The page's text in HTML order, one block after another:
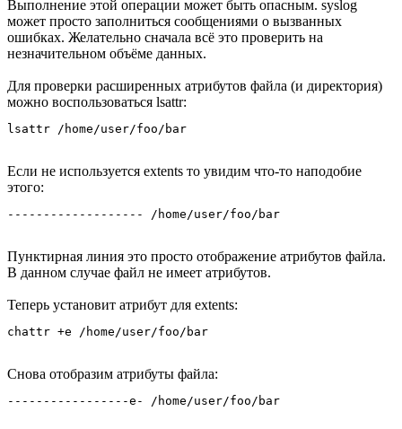
Выполнение этой операции может быть опасным. syslog
может просто заполниться сообщениями о вызванных
ошибках. Желательно сначала всё это проверить на
незначительном объёме данных.
Для проверки расширенных атрибутов файла (и директория)
можно воспользоваться lsattr:
lsattr /home/user/foo/bar
Если не используется extents то увидим что-то наподобие
этого:
------------------- /home/user/foo/bar
Пунктирная линия это просто отображение атрибутов файла.
В данном случае файл не имеет атрибутов.
Теперь установит атрибут для extents:
chattr +e /home/user/foo/bar
Снова отобразим атрибуты файла:
-----------------e- /home/user/foo/bar